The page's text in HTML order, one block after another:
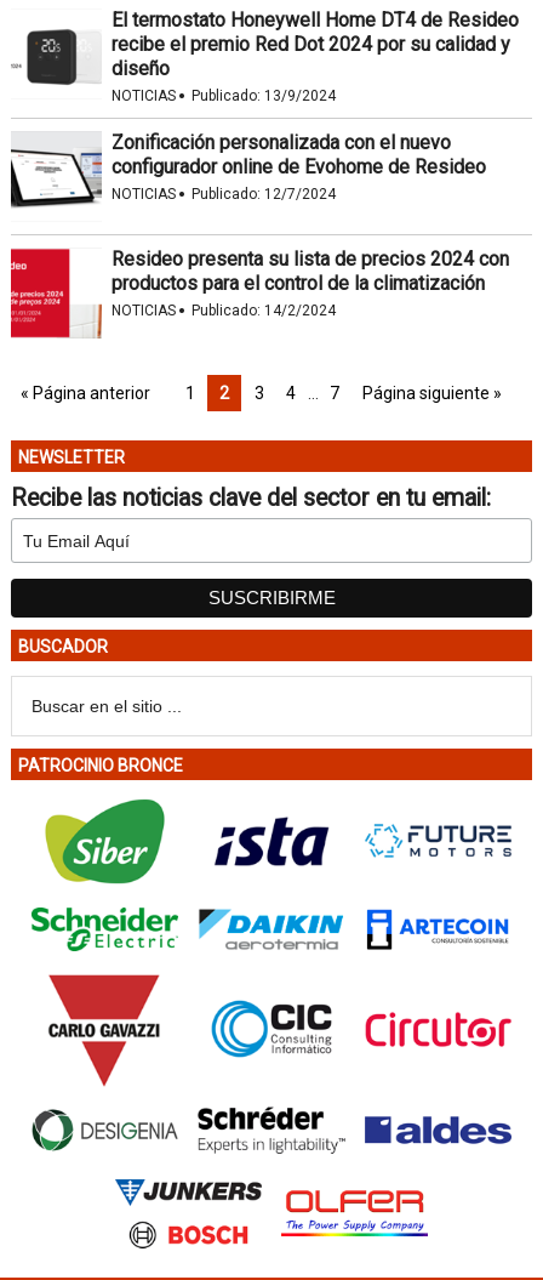
El termostato Honeywell Home DT4 de Resideo
recibe el premio Red Dot 2024 por su calidad y
diseño
NOTICIAS · Publicado: 13/9/2024
Zonificación personalizada con el nuevo
configurador online de Evohome de Resideo
NOTICIAS · Publicado: 12/7/2024
Resideo presenta su lista de precios 2024 con
productos para el control de la climatización
NOTICIAS · Publicado: 14/2/2024
« Página anterior 1 2 3 4 7 Página siguiente »
NEWSLETTER
Recibe las noticias clave del sector en tu email:
BUSCADOR
PATROCINIO BRONCE